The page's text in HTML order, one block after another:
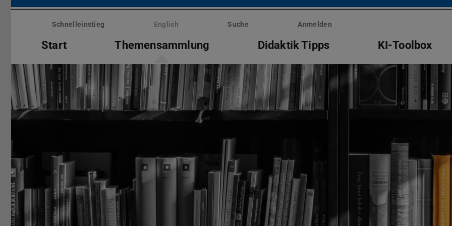
Menü
überspringenSchnelleinstieg English Suche Anmelden
Start Themensammlung Didaktik Tipps KI-Toolbox